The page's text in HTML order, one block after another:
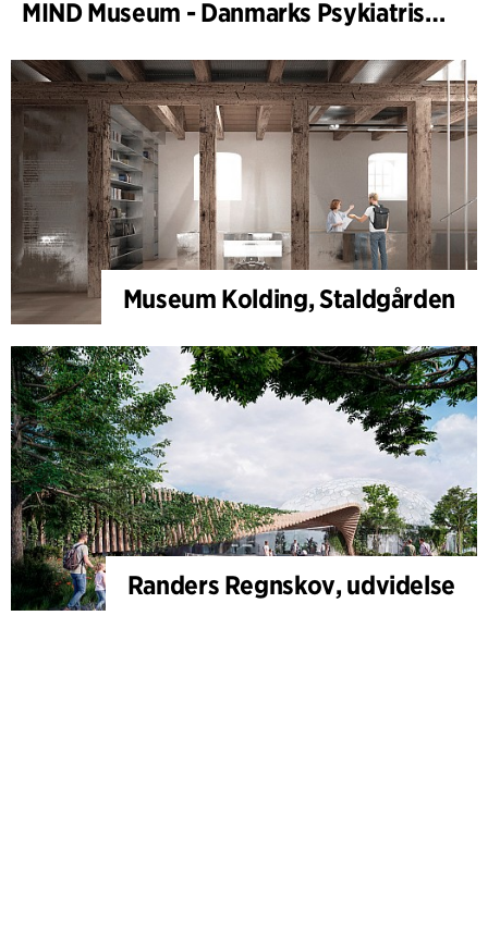
MIND Museum - Danmarks Psykiatriske Museum
Museum Kolding, Staldgården
Randers Regnskov, udvidelse